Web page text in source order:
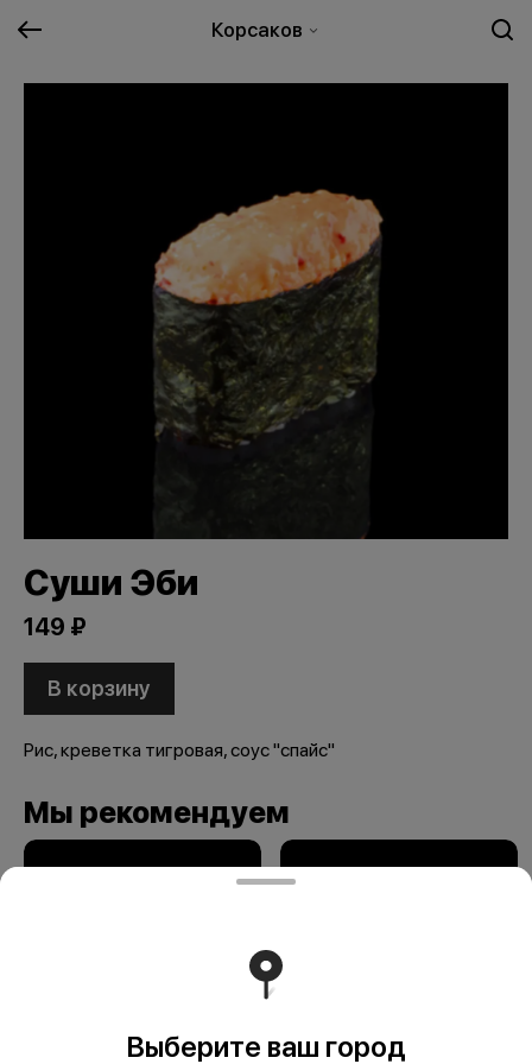
Корсаков
Суши Эби
149 ₽
В корзину
Рис, креветка тигровая, соус "спайс"
Мы рекомендуем
Выберите ваш город